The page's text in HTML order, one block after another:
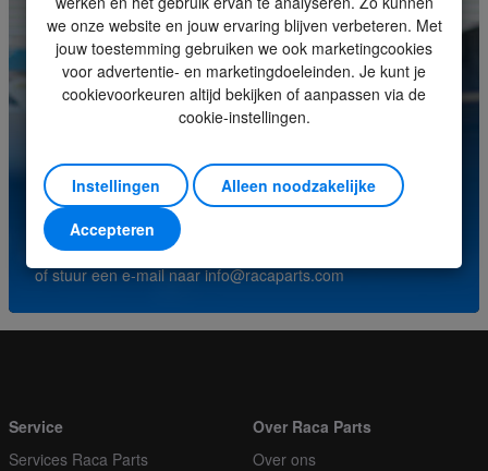
Eenheid
Stuk
Minimale bestelhoeveelheid
1
1
ons servicecenter.
(+31) (0)252-227070
of stuur een e-mail naarinfo@racaparts.com
we onze website en jouw ervaring blijven verbeteren. Met
jouw toestemming gebruiken we ook marketingcookies
voor advertentie- en marketingdoeleinden. Je kunt je
cookievoorkeuren altijd bekijken of aanpassen via de
cookie-instellingen.
Instellingen
Alleen noodzakelijke
Accepteren
Service
Services Raca Parts
Over Raca Parts
Over ons